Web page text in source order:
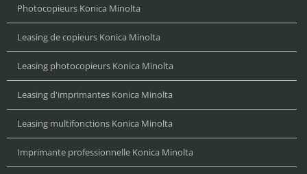
Photocopieurs Konica Minolta
Leasing de copieurs Konica Minolta
Leasing photocopieurs Konica Minolta
Leasing d'imprimantes Konica Minolta
Leasing multifonctions Konica Minolta
Imprimante professionnelle Konica Minolta